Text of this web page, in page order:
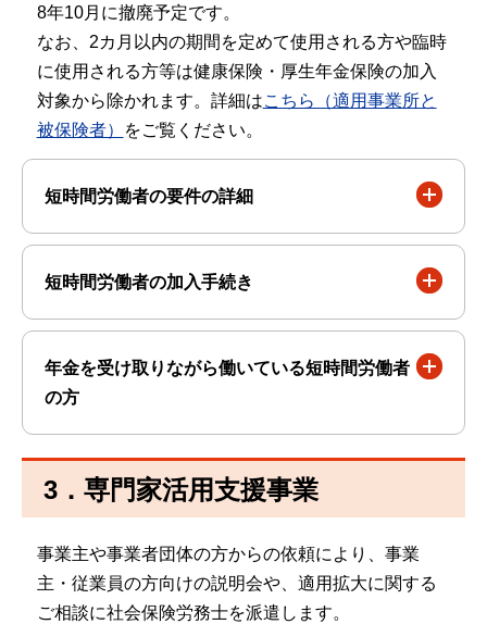
8年10月に撤廃予定です。
なお、2カ月以内の期間を定めて使用される方や臨時
に使用される方等は健康保険・厚生年金保険の加入
対象から除かれます。詳細はこちら（適用事業所と
被保険者）
をご覧ください。
短時間労働者の要件の詳細
短時間労働者の加入手続き
年金を受け取りながら働いている短時間労働者
の方
3．専門家活用支援事業
事業主や事業者団体の方からの依頼により、事業
主・従業員の方向けの説明会や、適用拡大に関する
ご相談に社会保険労務士を派遣します。